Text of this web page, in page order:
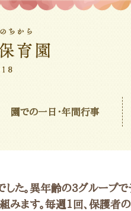
園での一日･年間行事
た。異年齢の3グループで
組みます。毎週1回、保護